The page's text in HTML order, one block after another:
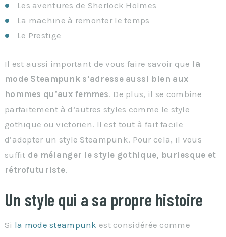
Les aventures de Sherlock Holmes
La machine à remonter le temps
Le Prestige
Il est aussi important de vous faire savoir que la
mode Steampunk s’adresse aussi bien aux
hommes qu’aux femmes. De plus, il se combine
parfaitement à d’autres styles comme le style
gothique ou victorien. Il est tout à fait facile
d’adopter un style Steampunk. Pour cela, il vous
suffit de mélanger le style gothique, burlesque et
rétrofuturiste.
Un style qui a sa propre histoire
Si la mode steampunk est considérée comme